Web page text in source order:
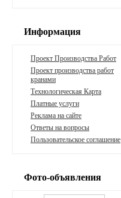
Информация
Проект Производства Работ
Проект производства работ
кранами
Технологическая Карта
Платные услуги
Реклама на сайте
Ответы на вопросы
Пользовательское соглашение
Фото-объявления